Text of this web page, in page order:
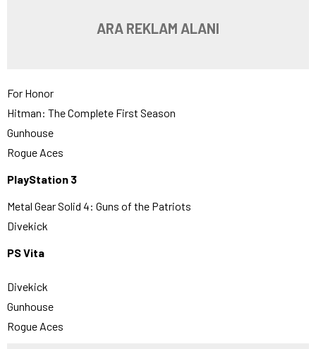
ARA REKLAM ALANI
For Honor
Hitman: The Complete First Season
Gunhouse
Rogue Aces
PlayStation 3
Metal Gear Solid 4: Guns of the Patriots
Divekick
PS Vita
Divekick
Gunhouse
Rogue Aces